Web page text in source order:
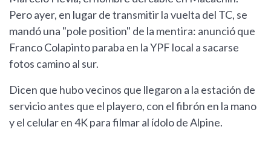
Pero ayer, en lugar de transmitir la vuelta del TC, se
mandó una "pole position" de la mentira: anunció que
Franco Colapinto paraba en la YPF local a sacarse
fotos camino al sur.
Dicen que hubo vecinos que llegaron a la estación de
servicio antes que el playero, con el fibrón en la mano
y el celular en 4K para filmar al ídolo de Alpine.